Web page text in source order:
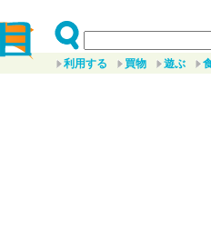
利用する 買物 遊ぶ